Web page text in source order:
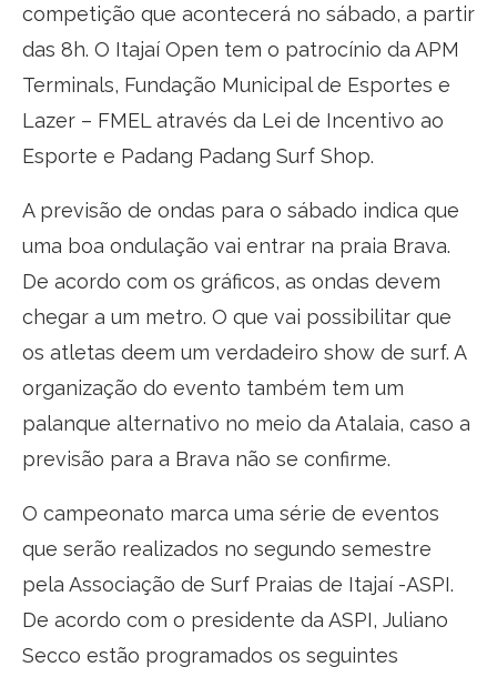
competição que acontecerá no sábado, a partir
das 8h. O Itajaí Open tem o patrocínio da APM
Terminals, Fundação Municipal de Esportes e
Lazer – FMEL através da Lei de Incentivo ao
Esporte e Padang Padang Surf Shop.
A previsão de ondas para o sábado indica que
uma boa ondulação vai entrar na praia Brava.
De acordo com os gráficos, as ondas devem
chegar a um metro. O que vai possibilitar que
os atletas deem um verdadeiro show de surf. A
organização do evento também tem um
palanque alternativo no meio da Atalaia, caso a
previsão para a Brava não se confirme.
O campeonato marca uma série de eventos
que serão realizados no segundo semestre
pela Associação de Surf Praias de Itajaí -ASPI.
De acordo com o presidente da ASPI, Juliano
Secco estão programados os seguintes